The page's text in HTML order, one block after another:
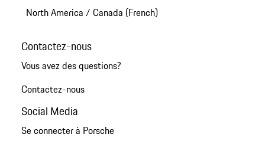
North America / Canada (French)
Contactez-nous
Vous avez des questions?
Contactez-nous
Social Media
Se connecter à Porsche